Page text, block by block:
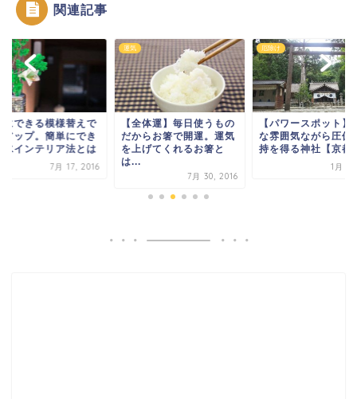
関連記事
にできる模様替えで
アップ。簡単にでき
水インテリア法とは
7月 17, 2016
運気
【全体運】毎日使うもの
だからお箸で開運。運気
を上げてくれるお箸と
は...
7月 30, 2016
厄除け
【パワースポット】
な雰囲気ながら圧倒
持を得る神社【京都
1月 3,